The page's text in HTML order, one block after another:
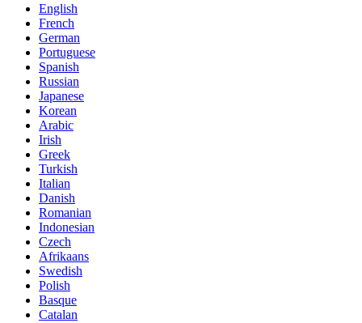
English
French
German
Portuguese
Spanish
Russian
Japanese
Korean
Arabic
Irish
Greek
Turkish
Italian
Danish
Romanian
Indonesian
Czech
Afrikaans
Swedish
Polish
Basque
Catalan